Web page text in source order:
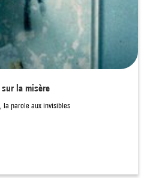
la misère
la parole aux invisibles